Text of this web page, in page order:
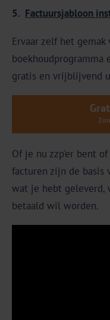
Factuursjabloon
Ervaar zelf het
boekhoudprogramma
gratis en vrijblijvend
Of je nu zzp'er bent
facturen zijn de basis
wat je hebt geleverd,
betaald wil worden.